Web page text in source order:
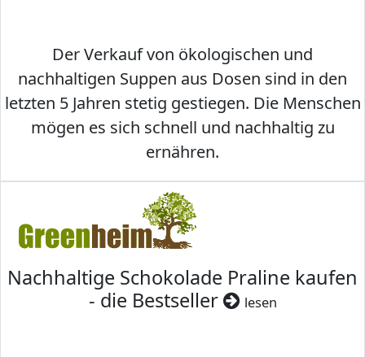
Der Verkauf von ökologischen und
nachhaltigen Suppen aus Dosen sind in den
letzten 5 Jahren stetig gestiegen. Die Menschen
mögen es sich schnell und nachhaltig zu
ernähren.
Nachhaltige Schokolade Praline kaufen
- die Bestseller
lesen